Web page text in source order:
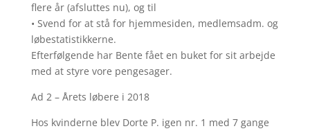
flere år (afsluttes nu), og til
• Svend for at stå for hjemmesiden, medlemsadm. og
løbestatistikkerne.
Efterfølgende har Bente fået en buket for sit arbejde
med at styre vore pengesager.
Ad 2 – Årets løbere i 2018
Hos kvinderne blev Dorte P. igen nr. 1 med 7 gange